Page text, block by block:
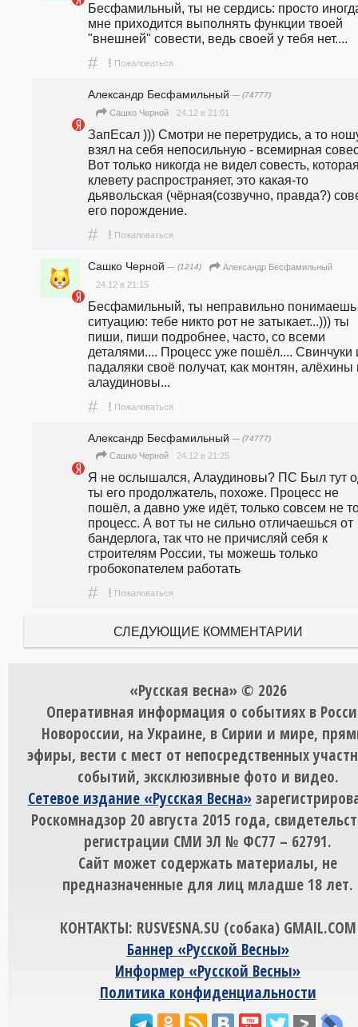
Бесфамильный, ты не сердись: просто
мне приходится выполнять функции твоей
"внешней" совести, ведь своей у тебя нет....
# ! Пожаловаться
Александр Бесфамильный — (74777)
Сашко Черной 24.12 в 21:01
ЗапЕсал ))) Смотри не перетрудись, а то
взял на себя непосильную - всемирная
Вот только никогда не видел совесть,
клевету распространяет, это какая-то
дьявольская (чёрная(созвучно, правда?)
его порождение.
# ! Пожаловаться
Сашко Черной — (1214)
Александр Бесфамильный
24.12 в 21:15
Бесфамильный, ты неправильно понимаешь
ситуацию: тебе никто рот не затыкает...))) ты
пиши, пиши подробнее, часто, со всеми
деталями.... Процесс уже пошëл.... Свинчуки
падаляки своë получат, как монтян, алëхины
алаудиновы...
# ! Пожаловаться
Александр Бесфамильный — (74777)
Сашко Черной 24.12 в 21:25
Я не ослышался, Алаудиновы? ПС Был тут
ты его продолжатель, похоже. Процесс не
пошёл, а давно уже идёт, только совсем не
процесс. А вот ты не сильно отличаешься от
бандерлога, так что не причисляй себя к
строителям России, ты можешь только
гробокопателем работать
# ! Пожаловаться
СЛЕДУЮЩИЕ КОММЕНТАРИИ
«Русская весна» © 2026
Оперативная информация о событиях в
Новороссии, на Украине, в Сирии и мире,
эфиры, вести с мест от непосредственных
событий, эксклюзивные фото и видео.
Сетевое издание «Русская Весна»
Роскомнадзор 20 августа 2015 года,
регистрации СМИ ЭЛ № ФС77 – 62791.
Сайт может содержать материалы, не
предназначенные для лиц младше 18 лет.
КОНТАКТЫ: RUSVESNA.SU (собака) GMAIL.COM
Баннер «Русской Весны»
Информер «Русской Весны»
Политика конфиденциальности